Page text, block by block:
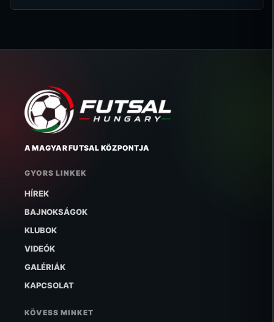
A MAGYAR FUTSAL KÖZPONTJA
GYORS LINKEK
HÍREK
BAJNOKSÁGOK
KLUBOK
VIDEÓK
GALÉRIÁK
KAPCSOLAT
KÖVESS MINKET